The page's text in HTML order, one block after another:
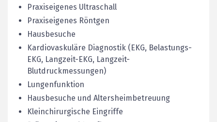
Praxiseigenes Ultraschall
Praxiseigenes Röntgen
Hausbesuche
Kardiovaskuläre Diagnostik (EKG, Belastungs-
EKG, Langzeit-EKG, Langzeit-
Blutdruckmessungen)
Lungenfunktion
Hausbesuche und Altersheimbetreuung
Kleinchirurgische Eingriffe